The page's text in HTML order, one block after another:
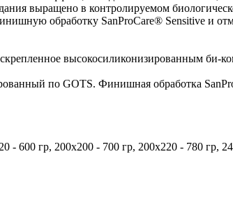
выращено в контролируемом
обработку SanProCare® Sensitive и
высокосиликонизированным би-
по GOTS. Финишная обработка
- 600 гр, 200х200 - 700 гр, 200х220 - 780 гр,